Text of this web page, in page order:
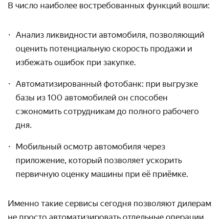
В число наиболее востребованных функций вошли:
Анализ ликвидности автомобиля, позволяющий
оценить потенциальную скорость продажи и
избежать ошибок при закупке.
Автоматизированный фотобанк: при выгрузке
базы из 100 автомобилей он способен
сэкономить сотрудникам до полного рабочего
дня.
Мобильный осмотр автомобиля через
приложение, который позволяет ускорить
первичную оценку машины при её приёмке.
Именно такие сервисы сегодня позволяют дилерам